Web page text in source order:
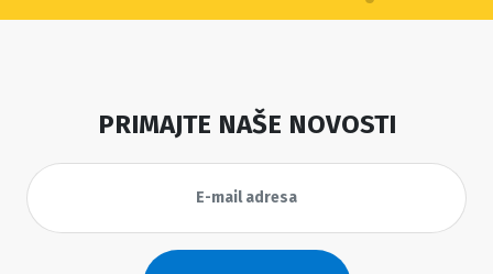
PRIMAJTE NAŠE NOVOSTI